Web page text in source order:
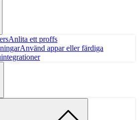
Anlita ett proffs
Använd appar eller färdiga